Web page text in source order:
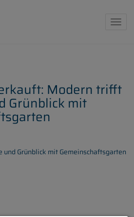
Modern trifft
Grünblick mit